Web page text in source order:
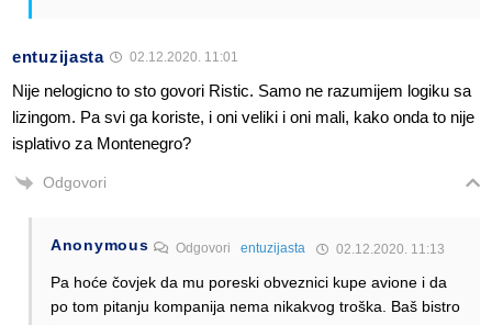
entuzijasta 02.12.2020. 11:01
Nije nelogicno to sto govori Ristic. Samo ne razumijem logiku sa
lizingom. Pa svi ga koriste, i oni veliki i oni mali, kako onda to nije
isplativo za Montenegro?
Odgovori
Anonymous Odgovorientuzijasta 02.12.2020. 11:13
Pa hoće čovjek da mu poreski obveznici kupe avione i da
po tom pitanju kompanija nema nikakvog troška. Baš bistro